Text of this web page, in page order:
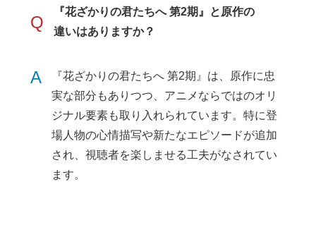
Q
『花ざかりの君たちへ 第2期』と原作の
違いはありますか？
A
『花ざかりの君たちへ 第2期』は、原作に忠
実な部分もありつつ、アニメならではのオリ
ジナル要素も取り入れられています。特に登
場人物の心情描写や新たなエピソードが追加
され、視聴者を楽しませる工夫がなされてい
ます。